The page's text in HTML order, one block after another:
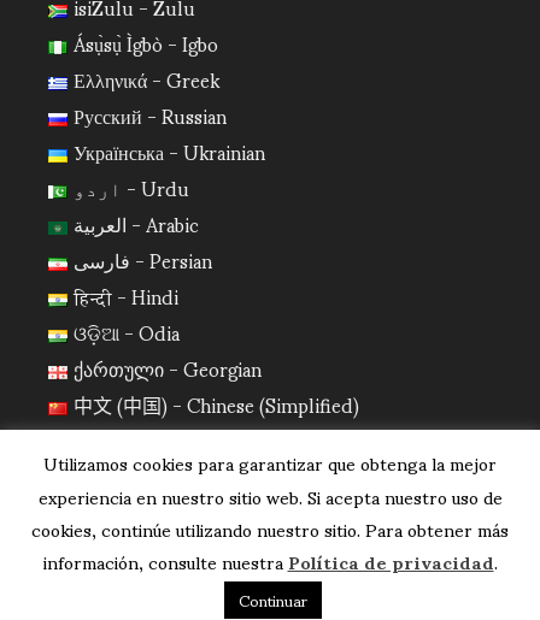
Ásụ̀sụ̀ Ìgbò - Igbo
Ελληνικά - Greek
Русский - Russian
Українська - Ukrainian
اردو - Urdu
العربية - Arabic
فارسی - Persian
हिन्दी - Hindi
ଓଡ଼ିଆ - Odia
ქართული - Georgian
中文 (中国) - Chinese (Simplified)
日本語 - Japanese
한국어 - Korean
Utilizamos cookies para garantizar que obtenga la mejor
experiencia en nuestro sitio web. Si acepta nuestro uso de
cookies, continúe utilizando nuestro sitio. Para obtener más
información, consulte nuestraPolítica de privacidad.
Continuar